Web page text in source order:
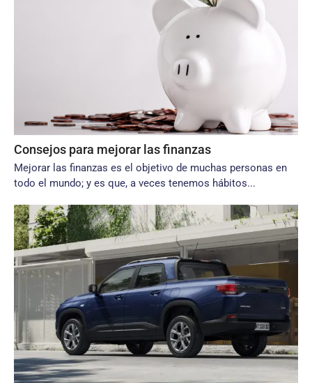
Consejos para mejorar las finanzas
Mejorar las finanzas es el objetivo de muchas personas en
todo el mundo; y es que, a veces tenemos hábitos...